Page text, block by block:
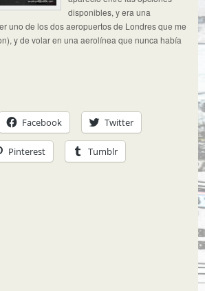
disponibles, y era una
uno de los dos aeropuertos de Londres que me
y de volar en una aerolínea que nunca había
Facebook Twitter
Pinterest Tumblr